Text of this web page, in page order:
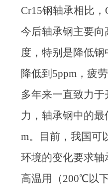
Cr15钢轴承相比
今后轴承钢主要
度，特别是降低
降低到5ppm，疲
多年来一直致力
力，轴承钢中的最
m。目前，我国可
环境的变化要求
高温用（200℃以